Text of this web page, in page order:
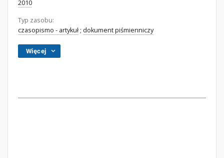
2010
Typ zasobu:
czasopismo - artykuł ; dokument piśmienniczy
Więcej